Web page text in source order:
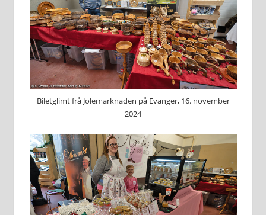
Biletglimt frå Jolemarknaden på Evanger, 16. november
2024